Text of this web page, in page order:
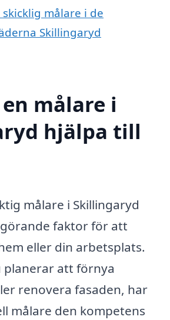
skicklig målare i de
Skillingaryd
målare i
hjälpa till
målare i Skillingaryd
faktor för att
eller din arbetsplats.
planerar att förnya
renovera fasaden, har
målare den kompetens